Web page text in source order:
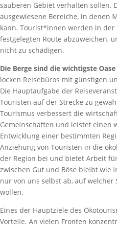
sauberen Gebiet verhalten sollen.
ausgewiesene Bereiche, in denen
kann. Tourist*innen werden in der
festgelegten Route abzuweichen,
nicht zu schädigen.
Die Berge sind die wichtigste
locken Reisebüros mit günstigen
Die Hauptaufgabe der
Touristen auf der Strecke zu
Tourismus verbessert die
Gemeinschaften und leistet einen
Entwicklung einer bestimmten
Anziehung von Touristen in die
der Region bei und bietet Arbeit
zwischen Gut und Böse bleibt wie
nur von uns selbst ab, auf
wollen.
Eines der Hauptziele des
Vorteile. An vielen Fronten